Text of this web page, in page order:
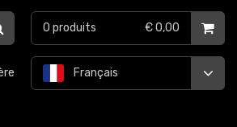
Français
0 produits € 0,00